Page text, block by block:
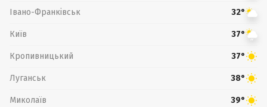
Івано-Франківськ 32°
Київ 37°
Кропивницький 37°
Луганськ 38°
Миколаїв 39°